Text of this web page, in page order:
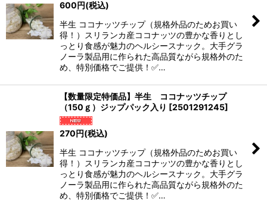
600 円(税込)
半生 ココナッツチップ（規格外品のためお買い
得！）スリランカ産ココナッツの豊かな香りとし
っとり食感が魅力のヘルシースナック。大手グラ
ノーラ製品用に作られた高品質ながら規格外のた
め、特別価格でご提供！✅…
【数量限定特価品】半生 ココナッツチップ
（150ｇ）ジップパック入り [2501291245]
270円(税込)
半生 ココナッツチップ（規格外品のためお買い
得！）スリランカ産ココナッツの豊かな香りとし
っとり食感が魅力のヘルシースナック。大手グラ
ノーラ製品用に作られた高品質ながら規格外のた
め、特別価格でご提供！✅…